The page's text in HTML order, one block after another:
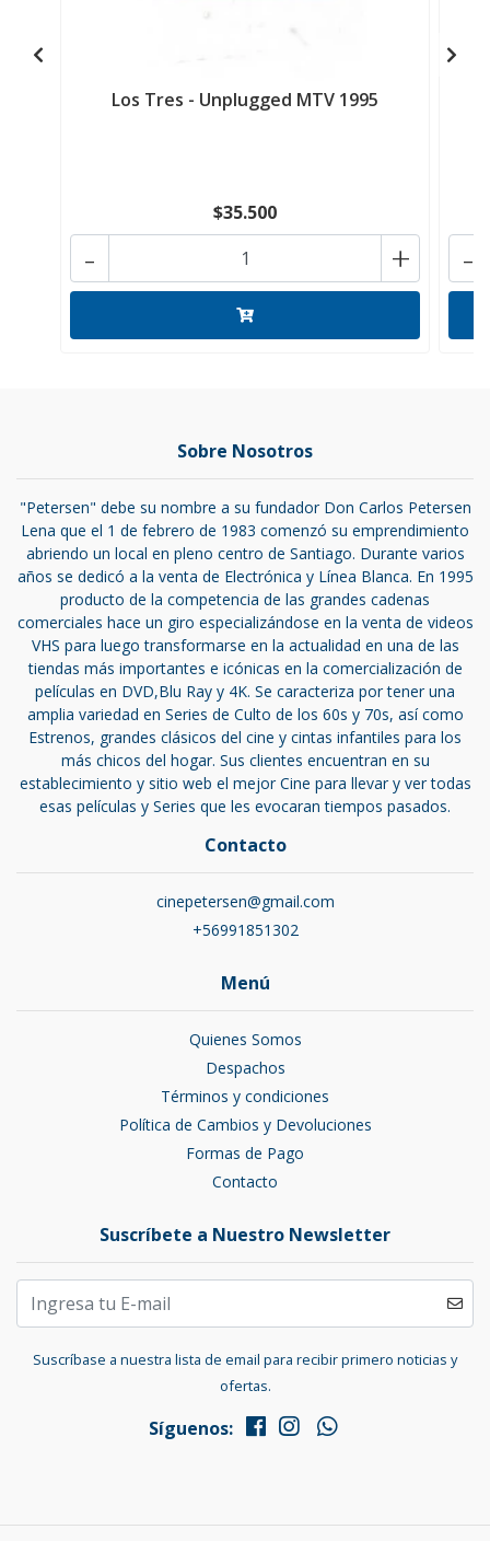
Los Tres - Unplugged MTV 1995
$35.500
+
- -
Sobre Nosotros
"Petersen" debe su nombre a su fundador Don Carlos Petersen
Lena que el 1 de febrero de 1983 comenzó su emprendimiento
abriendo un local en pleno centro de Santiago. Durante varios
años se dedicó a la venta de Electrónica y Línea Blanca. En 1995
producto de la competencia de las grandes cadenas
comerciales hace un giro especializándose en la venta de videos
VHS para luego transformarse en la actualidad en una de las
tiendas más importantes e icónicas en la comercialización de
películas en DVD,Blu Ray y 4K. Se caracteriza por tener una
amplia variedad en Series de Culto de los 60s y 70s, así como
Estrenos, grandes clásicos del cine y cintas infantiles para los
más chicos del hogar. Sus clientes encuentran en su
establecimiento y sitio web el mejor Cine para llevar y ver todas
esas películas y Series que les evocaran tiempos pasados.
Contacto
cinepetersen@gmail.com
+56991851302
Menú
Quienes Somos
Despachos
Términos y condiciones
Política de Cambios y Devoluciones
Formas de Pago
Contacto
Suscríbete a Nuestro Newsletter
Suscríbase a nuestra lista de email para recibir primero noticias y
ofertas.
Síguenos: